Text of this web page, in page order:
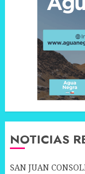
NOTICIAS
SAN JUAN